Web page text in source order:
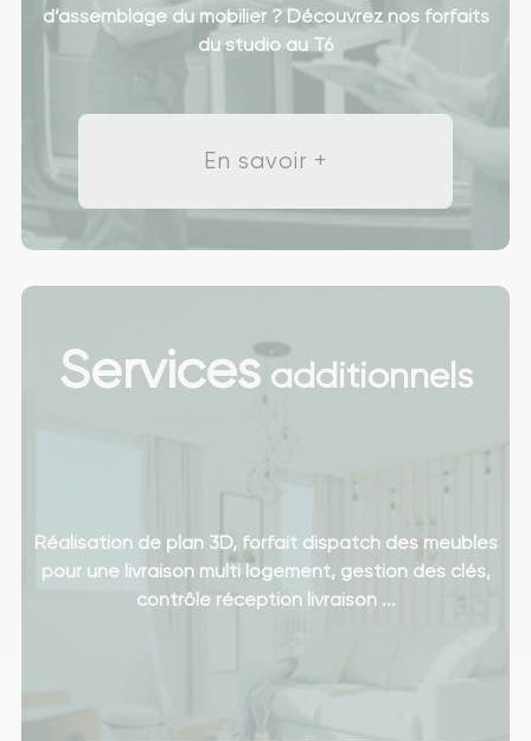
d’assemblage du mobilier ? Découvrez nos forfaits
du studio au T6
En savoir +
Servicesadditionnels
Réalisation de plan 3D, forfait dispatch des meubles
pour une livraison multi logement, gestion des clés,
contrôle réception livraison ...